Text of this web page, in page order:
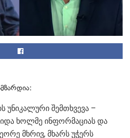
უნიკალური შემთხვევა –
ხოლმე ინფორმაციას და
მხრივ, მხარს უჭერს